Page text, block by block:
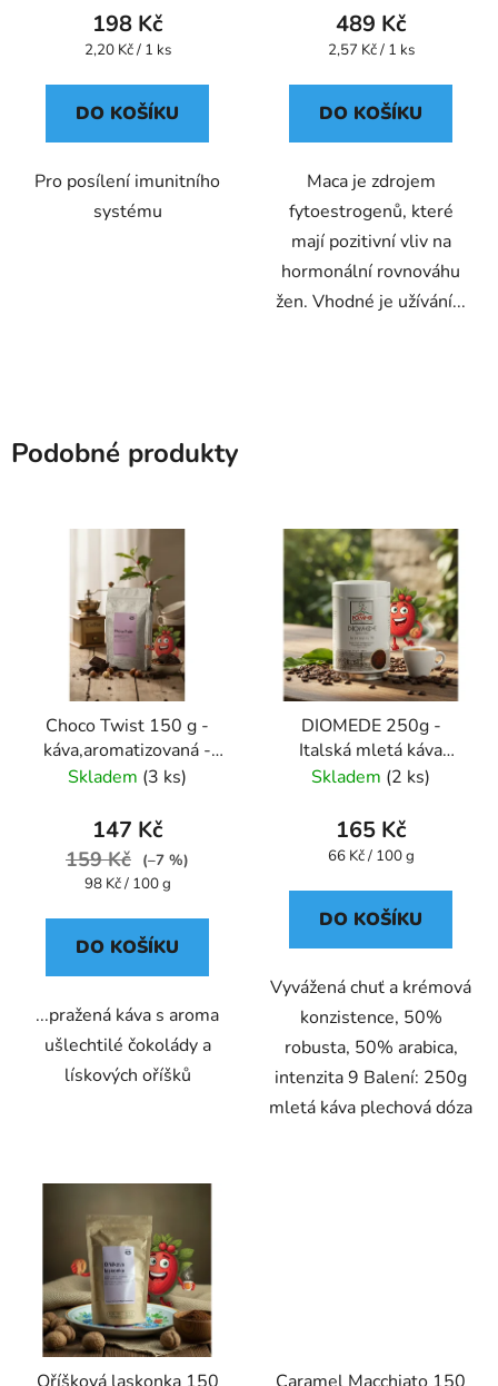
198 Kč
Měrná
2,20 Kč / 1 ks
DO KOŠÍKU
Pro posílení imunitního
systému
489 Kč
Měrná
2,57 Kč / 1 ks
DO KOŠÍKU
Maca je zdrojem
fytoestrogenů, které
mají pozitivní vliv na
hormonální rovnováhu
žen. Vhodné je užívání...
Podobné produkty
Choco Twist 150 g -
káva,aromatizovaná -
Oxalis
Skladem (3 ks)
147 Kč
159 Kč
(–7 %)
Měrná
98 Kč / 100 g
DO KOŠÍKU
...pražená káva s aroma
ušlechtilé čokolády a
lískových oříšků
DIOMEDE 250g -
Italská mletá káva
plechová dóza Caffe
Skladem (2 ks)
165 Kč
Měrná
66 Kč / 100 g
DO KOŠÍKU
Vyvážená chuť a krémová
konzistence, 50%
robusta, 50% arabica,
intenzita 9 Balení: 250g
mletá káva plechová dóza